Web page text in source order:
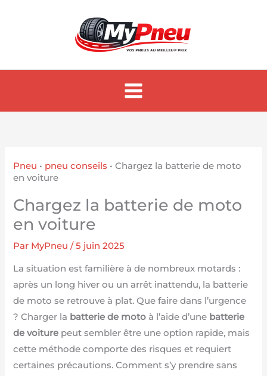
Pneu • pneu conseils •Chargez la batterie de moto
en voiture
Chargez la batterie de moto
en voiture
Par MyPneu/5 juin 2025
La situation est familière à de nombreux motards :
après un long hiver ou un arrêt inattendu, la batterie
de moto se retrouve à plat. Que faire dans l’urgence
? Charger la batterie de moto à l’aide d’une batterie
de voiture peut sembler être une option rapide, mais
cette méthode comporte des risques et requiert
certaines précautions. Comment s’y prendre sans